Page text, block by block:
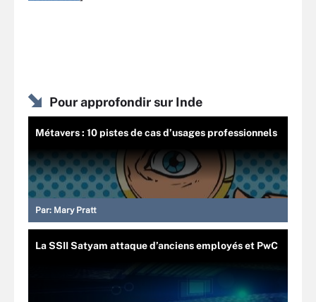
Pour approfondir sur Inde
Métavers : 10 pistes de cas d’usages professionnels
Par: Mary Pratt
La SSII Satyam attaque d’anciens employés et PwC